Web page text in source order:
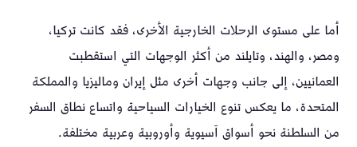
أما على مستوى الرحلات الخارجية الأخرى، فقد كانت تركيا،
ومصر، والهند، وتايلند من أكثر الوجهات التي استقطبت
العمانيين، إلى جانب وجهات أخرى مثل إيران وماليزيا والمملكة
المتحدة، ما يعكس تنوع الخيارات السياحية واتساع نطاق السفر
من السلطنة نحو أسواق آسيوية وأوروبية وعربية مختلفة.